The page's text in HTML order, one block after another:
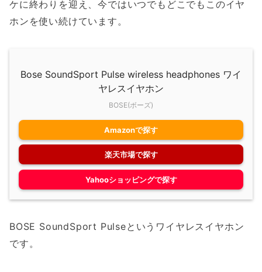
ケに終わりを迎え、今ではいつでもどこでもこのイヤ
ホンを使い続けています。
Bose SoundSport Pulse wireless headphones ワイ
ヤレスイヤホン
BOSE(ボーズ)
Amazonで探す
楽天市場で探す
Yahooショッピングで探す
BOSE SoundSport Pulseというワイヤレスイヤホン
です。